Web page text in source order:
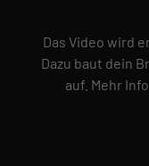
Das Video wird
Dazu baut dein
auf. Mehr